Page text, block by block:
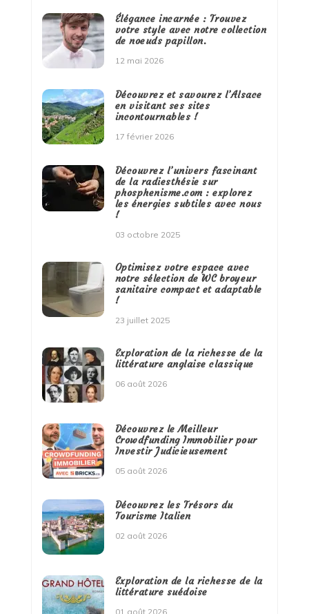
Élégance incarnée : Trouvez
votre style avec notre collection
de noeuds papillon.
12 mai 2026
Découvrez et savourez l’Alsace
en visitant ses sites
incontournables !
17 février 2026
Découvrez l’univers fascinant
de la radiesthésie sur
phosphenisme.com : explorez
les énergies subtiles avec nous
!
03 octobre 2025
Optimisez votre espace avec
notre sélection de WC broyeur
sanitaire compact et adaptable
!
23 juillet 2025
Exploration de la richesse de la
littérature anglaise classique
06 août 2026
Découvrez le Meilleur
Crowdfunding Immobilier pour
Investir Judicieusement
05 août 2026
Découvrez les Trésors du
Tourisme Italien
02 août 2026
Exploration de la richesse de la
littérature suédoise
01 août 2026